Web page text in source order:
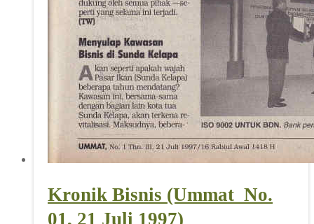
Kronik Bisnis (Ummat_No.
01, 21 Juli 1997)